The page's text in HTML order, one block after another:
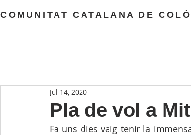
COMUNITAT CATALANA DE
Pla de vol a
Jul 14, 2020
Fa uns dies vaig tenir la